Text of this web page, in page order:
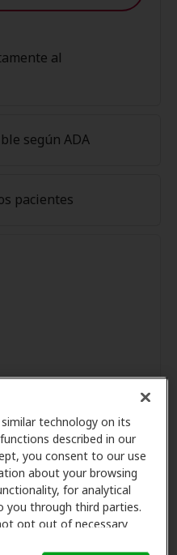
technology on its
described in our
you consent to our use
about your browsing
for analytical
you through third parties.
opt out of necessary
al
según ADA
pacientes